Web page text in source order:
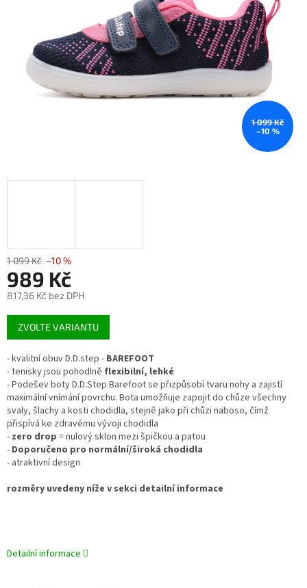
1 099 Kč
–10 %
1 099 Kč –10 %
989 Kč
817,36 Kč bez DPH
Měrná
cena:
ZVOLTE VARIANTU
- kvalitní obuv D.D.step - BAREFOOT
- tenisky jsou pohodlně flexibilní, lehké
- Podešev boty D.D.Step Barefoot se přizpůsobí tvaru nohy a zajistí
maximální vnímání povrchu. Bota umožňuje zapojit do chůze všechny
svaly, šlachy a kosti chodidla, stejně jako při chůzi naboso, čímž
přispívá ke zdravému vývoji chodidla
- zero drop = nulový sklon mezi špičkou a patou
- Doporučeno pro normální/široká chodidla
- atraktivní design
rozměry uvedeny níže v sekci detailní informace
Detailní informace